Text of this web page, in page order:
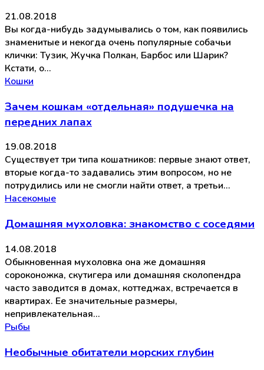
21.08.2018
Вы когда-нибудь задумывались о том, как появились
знаменитые и некогда очень популярные собачьи
клички: Тузик, Жучка Полкан, Барбос или Шарик?
Кстати, о…
Кошки
Зачем кошкам «отдельная» подушечка на
передних лапах
19.08.2018
Существует три типа кошатников: первые знают ответ,
вторые когда-то задавались этим вопросом, но не
потрудились или не смогли найти ответ, а третьи…
Насекомые
Домашняя мухоловка: знакомство с соседями
14.08.2018
Обыкновенная мухоловка она же домашняя
сороконожка, скутигера или домашняя сколопендра
часто заводится в домах, коттеджах, встречается в
квартирах. Ее значительные размеры,
непривлекательная…
Рыбы
Необычные обитатели морских глубин